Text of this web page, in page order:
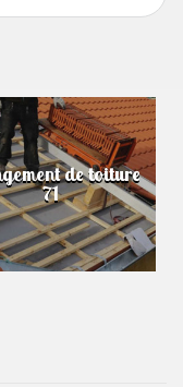
de toiture
71